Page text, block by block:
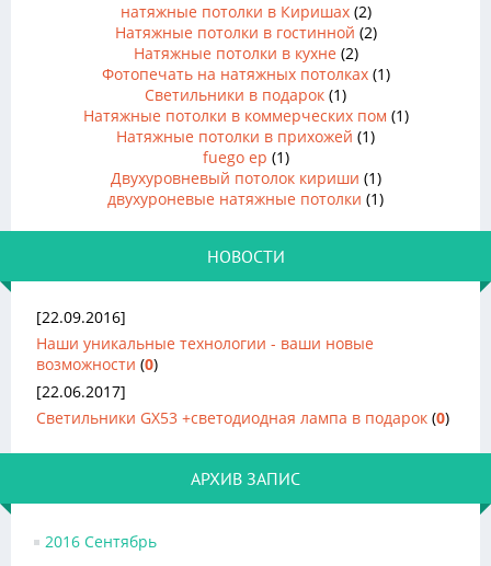
натяжные потолки в Киришах(2)
Натяжные потолки в гостинной (2)
Натяжные потолки в кухне (2)
Фотопечать на натяжных потолках(1)
Светильники в подарок (1)
Натяжные потолки в коммерческих пом (1)
Натяжные потолки в прихожей (1)
fuego ep (1)
Двухуровневый потолок кириши (1)
двухуроневые натяжные потолки (1)
НОВОСТИ
[22.09.2016]
Наши уникальные технологии - ваши новые
возможности (0)
[22.06.2017]
Светильники GX53 +светодиодная лампа в подарок (0)
АРХИВ ЗАПИС
2016 Сентябрь